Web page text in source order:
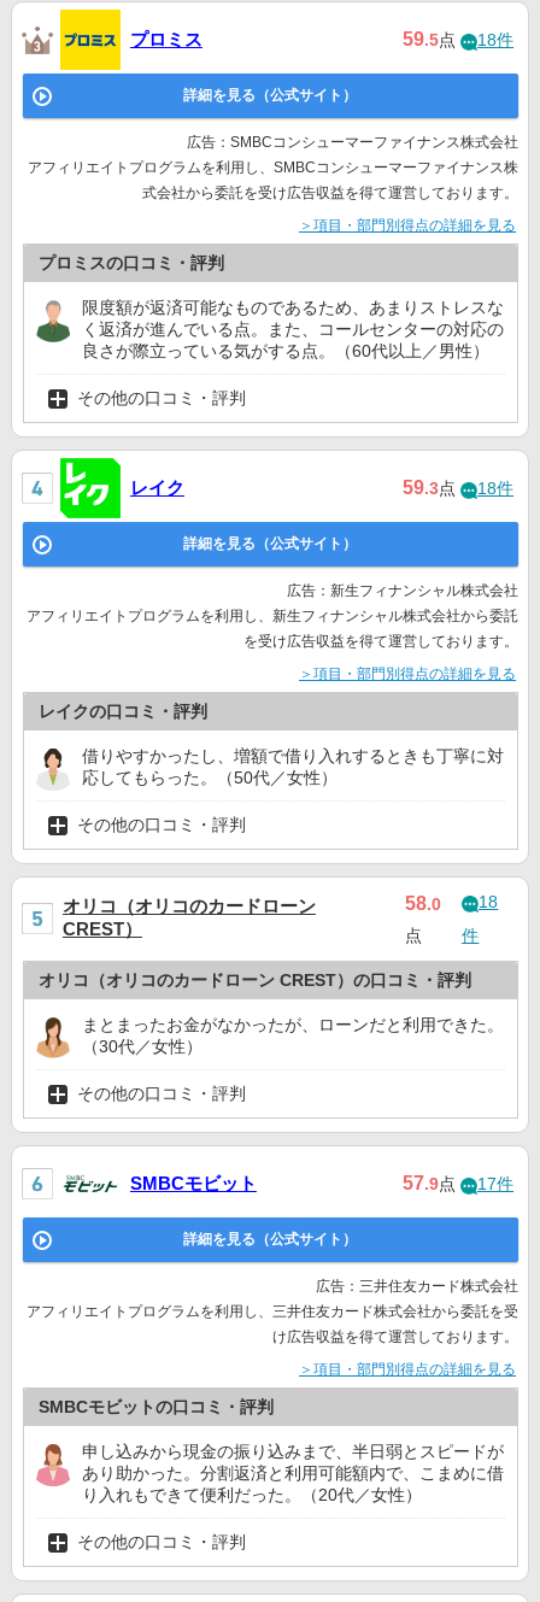
プロミス 59.5点 18件
詳細を見る（公式サイト）
広告：SMBCコンシューマーファイナンス株式会社
アフィリエイトプログラムを利用し、SMBCコンシューマーファイナンス株
式会社から委託を受け広告収益を得て運営しております。
＞項目・部門別得点の詳細を見る
プロミスの口コミ・評判
限度額が返済可能なものであるため、あまりストレスな
く返済が進んでいる点。また、コールセンターの対応の
良さが際立っている気がする点。（60代以上／男性）
その他の口コミ・評判
レイク 59.3点 18件
詳細を見る（公式サイト）
広告：新生フィナンシャル株式会社
アフィリエイトプログラムを利用し、新生フィナンシャル株式会社から委託
を受け広告収益を得て運営しております。
＞項目・部門別得点の詳細を見る
レイクの口コミ・評判
借りやすかったし、増額で借り入れするときも丁寧に対
応してもらった。（50代／女性）
その他の口コミ・評判
オリコ（オリコのカードローン
CREST）
58.0
点
18
件
オリコ（オリコのカードローン CREST）の口コミ・評判
まとまったお金がなかったが、ローンだと利用できた。
（30代／女性）
その他の口コミ・評判
SMBCモビット 57.9点 17件
詳細を見る（公式サイト）
広告：三井住友カード株式会社
アフィリエイトプログラムを利用し、三井住友カード株式会社から委託を受
け広告収益を得て運営しております。
＞項目・部門別得点の詳細を見る
SMBCモビットの口コミ・評判
申し込みから現金の振り込みまで、半日弱とスピードが
あり助かった。分割返済と利用可能額内で、こまめに借
り入れもできて便利だった。（20代／女性）
その他の口コミ・評判